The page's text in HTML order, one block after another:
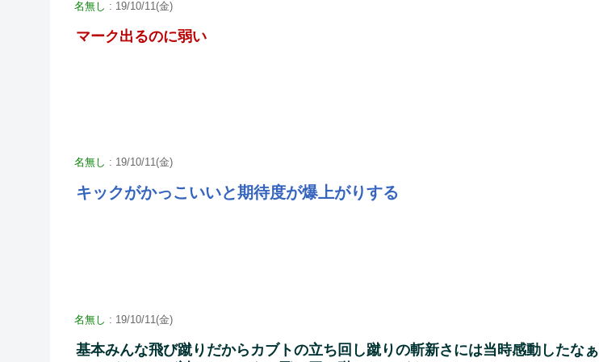
名無し : 19/10/11(金)
マーク出るのに弱い
名無し : 19/10/11(金)
キックがかっこいいと期待度が爆上がりする
名無し : 19/10/11(金)
基本みんな飛び蹴りだからカブトの立ち回し蹴りの斬新さには当時感動したなぁ